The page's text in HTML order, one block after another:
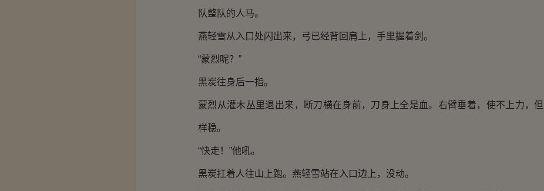
队整队的人马。
燕轻雪从入口处闪出来，弓已经背回肩上，手里握着剑。
“蒙烈呢？”
黑炭往身后一指。
蒙烈从灌木丛里退出来，断刀横在身前，刀身上全是血。右臂垂着，使不上力，
样稳。
“快走！”他吼。
黑炭扛着人往山上跑。燕轻雪站在入口边上，没动。